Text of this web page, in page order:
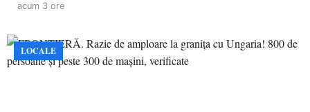
acum 3 ore
LOCALE